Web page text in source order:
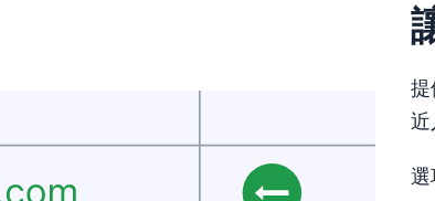
提
近
選